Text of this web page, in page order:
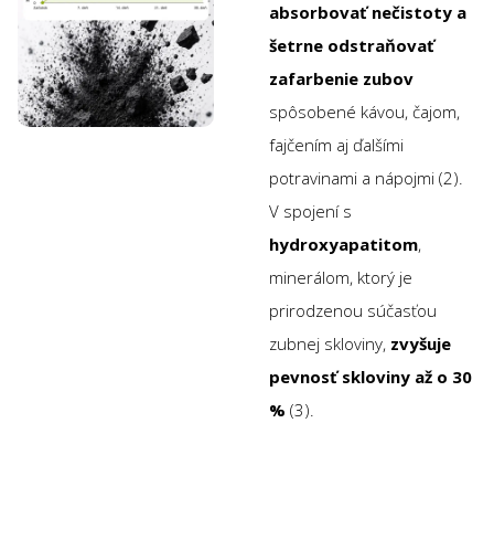
absorbovať nečistoty a
šetrne odstraňovať
zafarbenie zubov
spôsobené kávou, čajom,
fajčením aj ďalšími
potravinami a nápojmi (2).
V spojení s
hydroxyapatitom,
minerálom, ktorý je
prirodzenou súčasťou
zubnej skloviny, zvyšuje
pevnosť skloviny až o 30
% (3).